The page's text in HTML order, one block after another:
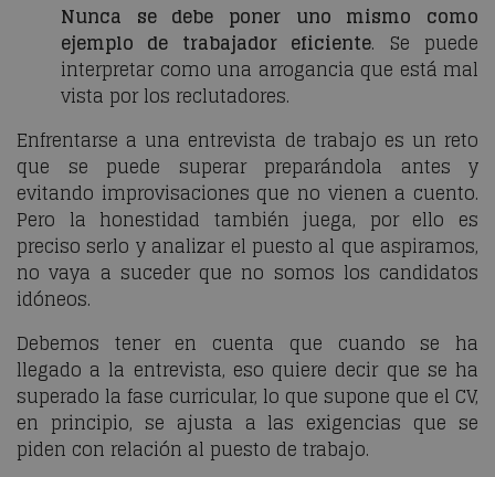
Nunca se debe poner uno mismo como
ejemplo de trabajador eficiente. Se puede
interpretar como una arrogancia que está mal
vista por los reclutadores.
Enfrentarse a una entrevista de trabajo es un reto
que se puede superar preparándola antes y
evitando improvisaciones que no vienen a cuento.
Pero la honestidad también juega, por ello es
preciso serlo y analizar el puesto al que aspiramos,
no vaya a suceder que no somos los candidatos
idóneos.
Debemos tener en cuenta que cuando se ha
llegado a la entrevista, eso quiere decir que se ha
superado la fase curricular, lo que supone que el CV,
en principio, se ajusta a las exigencias que se
piden con relación al puesto de trabajo.